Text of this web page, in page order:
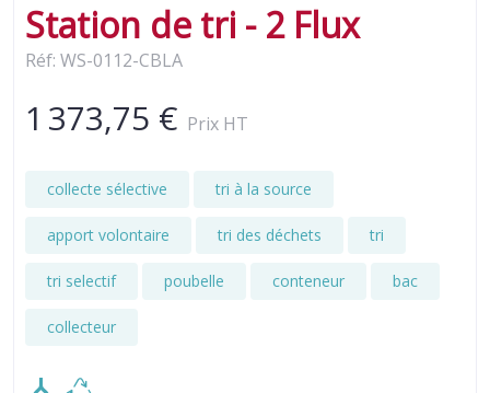
Station de tri - 2 Flux
Réf: WS-0112-CBLA
1 373,75 € Prix HT
collecte sélective tri à la source
apport volontaire tri des déchets tri
tri selectif poubelle conteneur bac
collecteur